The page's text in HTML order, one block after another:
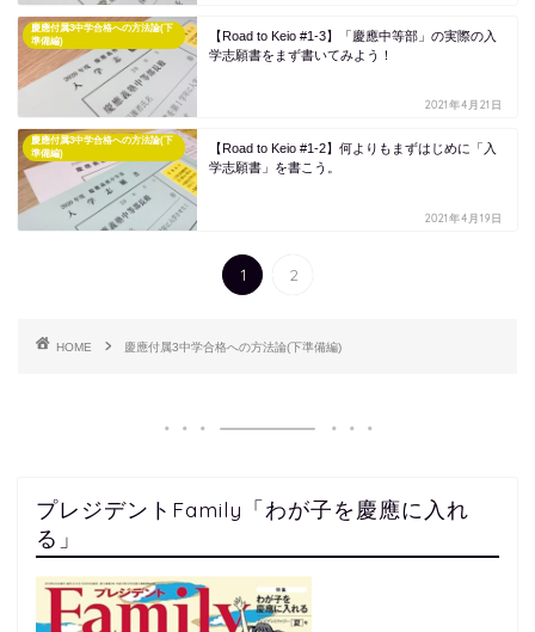
慶應付属3中学合格への方法論(下
準備編)
【Road to Keio #1-3】「慶應中等部」の実際の入
学志願書をまず書いてみよう！
2021年4月21日
慶應付属3中学合格への方法論(下
準備編)
【Road to Keio #1-2】何よりもまずはじめに「入
学志願書」を書こう。
2021年4月19日
1 2
HOME 慶應付属3中学合格への方法論(下準備編)
プレジデントFamily「わが子を慶應に入れ
る」